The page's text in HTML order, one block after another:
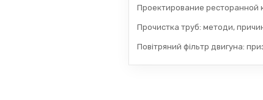
Проектирование ресторанной
Прочистка труб: методи,
Повітряний фільтр двигуна: